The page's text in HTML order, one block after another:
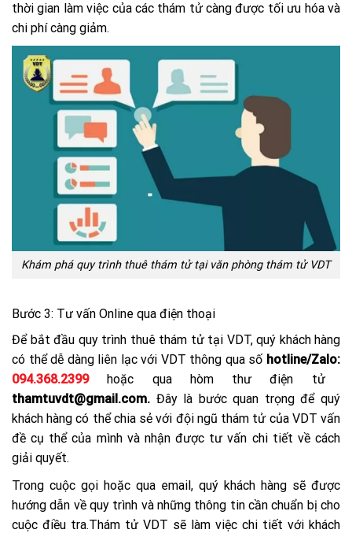
thời gian làm việc của các thám tử càng được tối ưu hóa và
chi phí càng giảm.
Khám phá quy trình thuê thám tử tại văn phòng thám tử VDT
Bước 3: Tư vấn Online qua điện thoại
Để bắt đầu quy trình thuê thám tử tại VDT, quý khách hàng
có thể dễ dàng liên lạc với VDT thông qua số hotline/Zalo:
094.368.2399hoặc qua hòm thư điện tử
thamtuvdt@gmail.com. Đây là bước quan trọng để quý
khách hàng có thể chia sẻ với đội ngũ thám tử của VDT vấn
đề cụ thể của mình và nhận được tư vấn chi tiết về cách
giải quyết.
Trong cuộc gọi hoặc qua email, quý khách hàng sẽ được
hướng dẫn về quy trình và những thông tin cần chuẩn bị cho
cuộc điều tra.Thám tử VDT sẽ làm việc chi tiết với khách